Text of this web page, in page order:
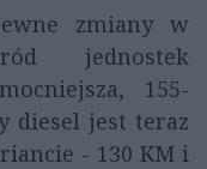
zmiany w
jednostek
155-
diesel jest teraz
- 130 KM i